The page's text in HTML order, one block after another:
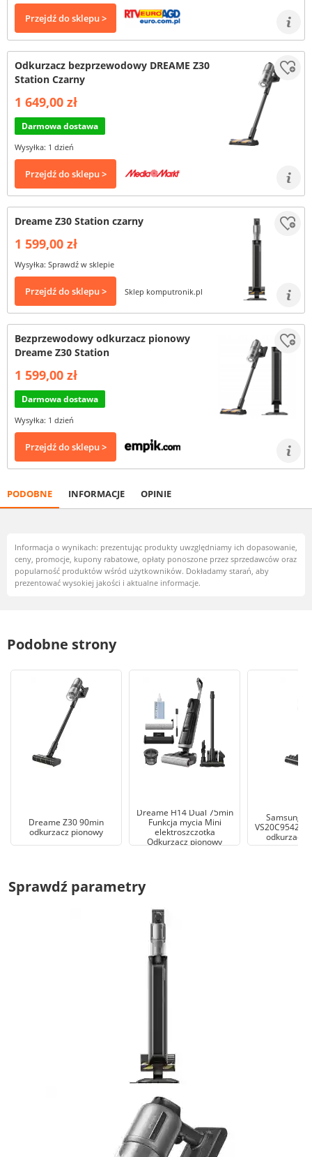
Przejdź do sklepu >
Odkurzacz bezprzewodowy DREAME Z30
Station Czarny
1 649,00 zł
Darmowa dostawa
Wysyłka: 1 dzień
Przejdź do sklepu >
Dreame Z30 Station czarny
1 599,00 zł
Wysyłka: Sprawdź w sklepie
Przejdź do sklepu > Sklep komputronik.pl
Bezprzewodowy odkurzacz pionowy
Dreame Z30 Station
1 599,00 zł
Darmowa dostawa
Wysyłka: 1 dzień
Przejdź do sklepu >
PODOBNE INFORMACJE OPINIE
Informacja o wynikach: prezentując produkty uwzględniamy ich dopasowanie,
ceny, promocje, kupony rabatowe, opłaty ponoszone przez sprzedawców oraz
popularność produktów wśród użytkowników. Dokładamy starań, aby
prezentować wysokiej jakości i aktualne informacje.
Podobne strony
Dreame Z30 90min
odkurzacz pionowy
Dreame H14 Dual 75min
Funkcja mycia Mini
elektroszczotka
Odkurzacz pionowy
Samsung
odkurzacz
Sprawdź parametry